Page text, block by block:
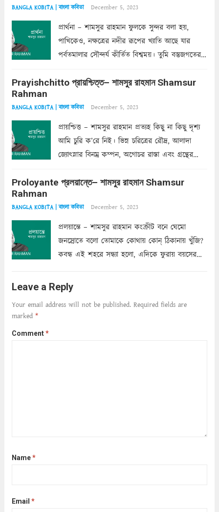
BANGLA KOBITA | বাংলা কবিতা December 5, 2023
প্রার্থনা – শামসুর রাহমান ফুলকে সুন্দর বলা হয়,
পাখিকেও, নক্ষত্রের নদীর রূপের খ্যাতি আছে যার
পর্বতমালার সৌন্দর্য কীর্তিত বিশ্বময়। তুমি বস্তুজগতের
তার সুষমায় পার্থক্য অনেক। তোমাকে সুন্দরী বলা চলে,
Prayishchitto প্রায়শ্চিত্ত– শামসুর রাহমান Shamsur
Rahman
BANGLA KOBITA | বাংলা কবিতা December 5, 2023
প্রায়শ্চিত্ত – শামসুর রাহমান প্রত্যহ কিছু না কিছু দৃশ্য
আমি চুরি ক’রে নিই। ভিন্ন চরিত্রের রৌদ্র, আলাদা
জ্যোৎস্নার বিনম্র কম্পন, অগোচর রাস্তা এবং গ্রন্থের
ছায়াচ্ছন্ন মোহন মিথুন মূর্তি, লোপামুদ্রা ভীষণ বিব্রত
Proloyante প্রলয়ান্তে– শামসুর রাহমান Shamsur
Rahman
BANGLA KOBITA | বাংলা কবিতা December 5, 2023
প্রলয়ান্তে – শামসুর রাহমান কংক্রীট বনে ঘেমো
জনস্রোতে বলো তোমাকে কোথায় কোন্‌ ঠিকানায় খুঁজি?
কবন্ধ এই শহরে সন্ধ্যা হলো, এদিকে ফুরায় বয়সের
আমার শরীরে সখ্য গড়ে, তোমার গহন ঊর্মিল যৌবন
আনে আশ্বন...
Leave a Reply
Your email address will not be published. Required fields are
marked *
Comment*
Name*
Email *